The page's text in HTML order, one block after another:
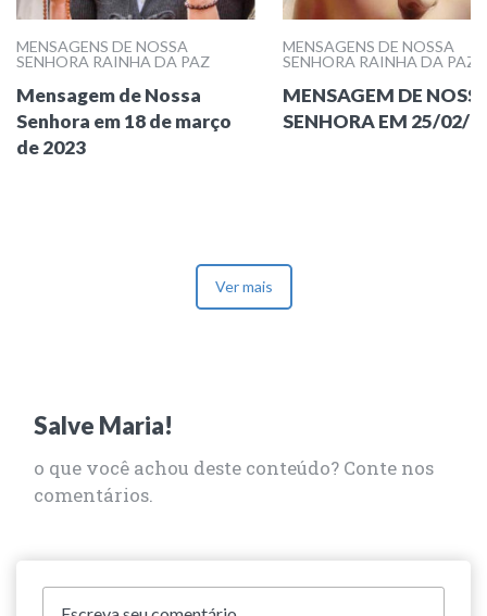
MENSAGENS DE NOSSA
SENHORA RAINHA DA PAZ
Mensagem de Nossa
Senhora em 18 de março
de 2023
MENSAGENS DE NOSSA
SENHORA RAINHA DA PAZ
MENSAGEM DE
SENHORA EM 25/02/
Ver mais
Salve Maria!
o que você achou deste conteúdo? Conte nos
comentários.